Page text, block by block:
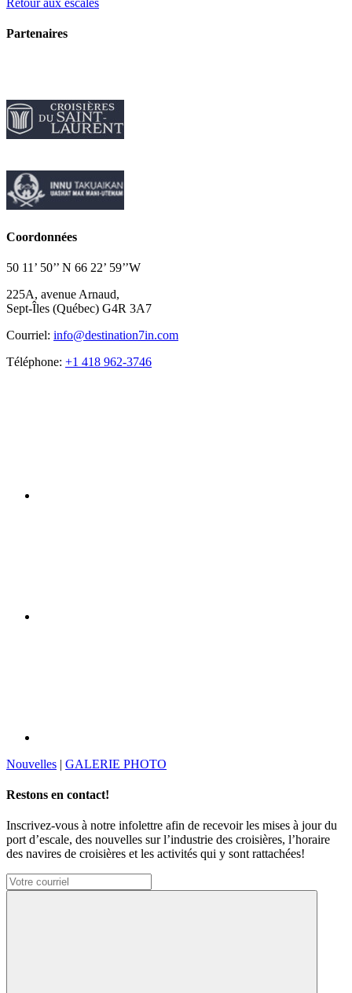
Partenaires
Coordonnées
50 11’ 50’’ N 66 22’ 59’’W
225A, avenue Arnaud,
Sept-Îles (Québec) G4R 3A7
Courriel: info@destination7in.com
Téléphone: +1 418 962-3746
Nouvelles | GALERIE PHOTO
Restons en contact!
Inscrivez-vous à notre infolettre afin de recevoir les mises à jour du
port d’escale, des nouvelles sur l’industrie des croisières, l’horaire
des navires de croisières et les activités qui y sont rattachées!